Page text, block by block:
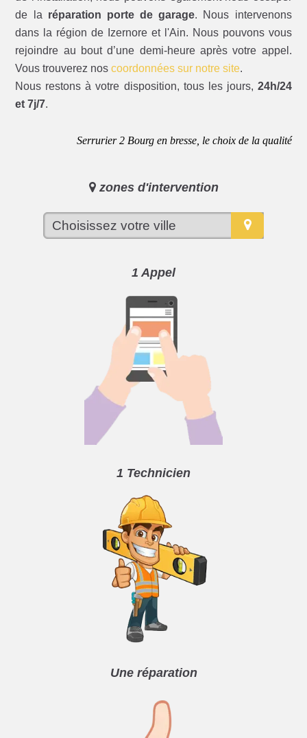
de la réparation porte de garage. Nous intervenons
dans la région de Izernore et l'Ain. Nous pouvons vous
rejoindre au bout d’une demi-heure après votre appel.
Vous trouverez noscoordonnées sur notre site.
Nous restons à votre disposition, tous les jours, 24h/24
et 7j/7.
Serrurier 2 Bourg en bresse, le choix de la qualité
zones d'intervention
1 Appel
1 Technicien
Une réparation